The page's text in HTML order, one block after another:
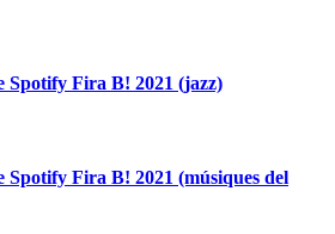
Spotify Fira B! 2021 (jazz)
Spotify Fira B! 2021 (músiques del